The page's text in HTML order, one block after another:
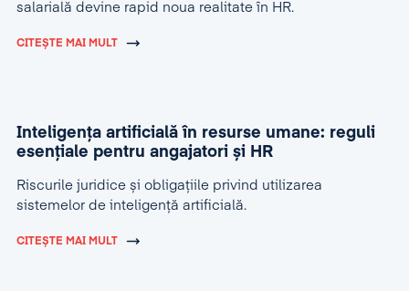
salarială devine rapid noua realitate în HR.
CITEȘTE MAI MULT
Inteligența artificială în resurse umane: reguli
esențiale pentru angajatori și HR
Riscurile juridice și obligațiile privind utilizarea
sistemelor de inteligență artificială.
CITEȘTE MAI MULT